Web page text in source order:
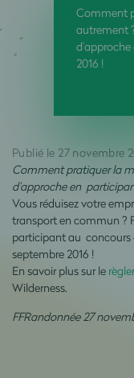
Comment
autrement
2016 !
Publié le 27 novembre
Comment pratiquer la
d’approche en
Vous réduisez votre
transport en commun ?
participant au concours
septembre 2016 !
En savoir plus sur le
Wilderness.
FFRandonnée 27